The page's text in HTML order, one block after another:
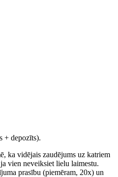
+ depozīts).
ka vidējais zaudējums uz katriem
vien neveiksiet lielu laimestu.
prasību (piemēram, 20x) un